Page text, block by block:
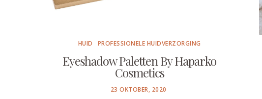
HUID PROFESSIONELE HUIDVERZORGING
Eyeshadow Paletten By Haparko
Cosmetics
POSTED
23 OKTOBER, 2020